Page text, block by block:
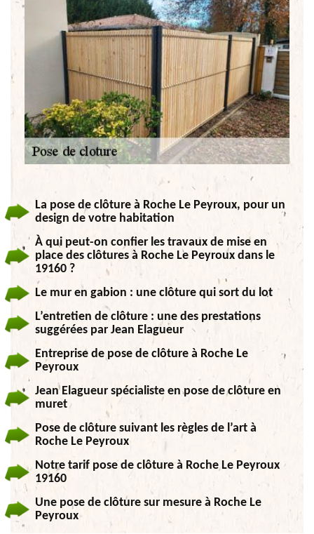
La pose de clôture à Roche Le Peyroux, pour un
design de votre habitation
À qui peut-on confier les travaux de mise en
place des clôtures à Roche Le Peyroux dans le
19160 ?
Le mur en gabion : une clôture qui sort du lot
L’entretien de clôture : une des prestations
suggérées par Jean Elagueur
Entreprise de pose de clôture à Roche Le
Peyroux
Jean Elagueur spécialiste en pose de clôture en
muret
Pose de clôture suivant les règles de l’art à
Roche Le Peyroux
Notre tarif pose de clôture à Roche Le Peyroux
19160
Une pose de clôture sur mesure à Roche Le
Peyroux